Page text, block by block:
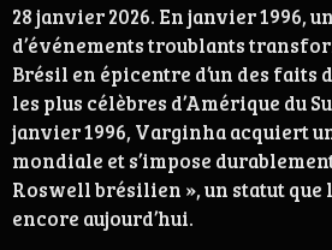
28 janvier 2026. En janvier 1996,
d’événements troublants
Brésil en épicentre d’un des
les plus célèbres d’Amérique du
janvier 1996, Varginha acquiert
mondiale et s’impose
Roswell brésilien », un statut
encore aujourd’hui.